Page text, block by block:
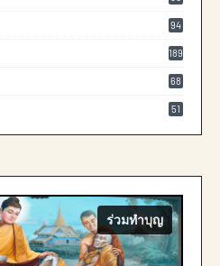
94
189
68
51
ร่วมทำบุญ